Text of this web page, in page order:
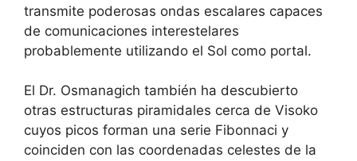
transmite poderosas ondas escalares capaces
de comunicaciones interestelares
probablemente utilizando el Sol como portal.
El Dr. Osmanagich también ha descubierto
otras estructuras piramidales cerca de Visoko
cuyos picos forman una serie Fibonnaci y
coinciden con las coordenadas celestes de la